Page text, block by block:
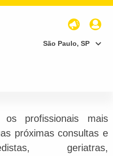
São Paulo, SP
profissionais mais
próximas consultas e
geriatras,